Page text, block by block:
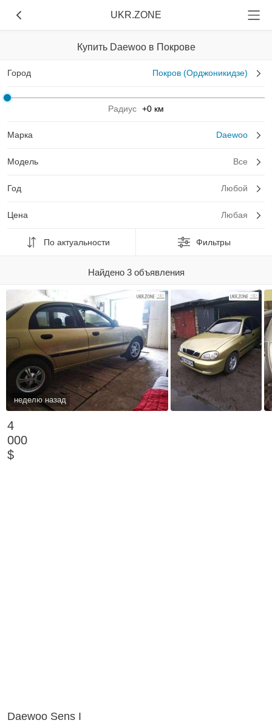
UKR.ZONE
Купить Daewoo в Покрове
Город Покров (Орджоникидзе)
Радиус +0 км
Марка Daewoo
Модель Все
Год Любой
Цена Любая
По актуальности Фильтры
Найдено 3 объявления
неделю назад
4
000
$
Daewoo Sens I